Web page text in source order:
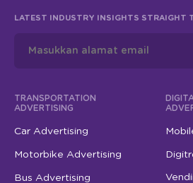
LATEST INDUSTRY INSIGHTS STRAIGHT
TRANSPORTATION
ADVERTISING
Car Advertising
Motorbike Advertising
Bus Advertising